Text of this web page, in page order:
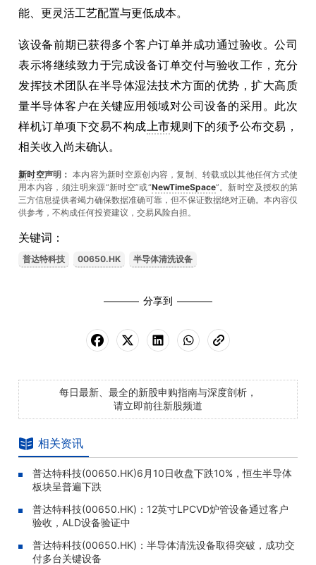
能、更灵活工艺配置与更低成本。
该设备前期已获得多个客户订单并成功通过验收。公司
表示将继续致力于完成设备订单交付与验收工作，充分
发挥技术团队在半导体湿法技术方面的优势，扩大高质
量半导体客户在关键应用领域对公司设备的采用。此次
样机订单项下交易不构成上市规则下的须予公布交易，
相关收入尚未确认。
新时空声明： 本内容为新时空原创内容，复制、转载或以其他任何方式使
用本内容，须注明来源“新时空”或“NewTimeSpace”。新时空及授权的第
三方信息提供者竭力确保数据准确可靠，但不保证数据绝对正确。本內容仅
供参考，不构成任何投资建议，交易风险自担。
关键词：
普达特科技 00650.HK 半导体清洗设备
分享到
每日最新、最全的新股申购指南与深度剖析，
请立即前往新股频道
相关资讯
普达特科技(00650.HK)6月10日收盘下跌10%，恒生半导体
板块呈普遍下跌
普达特科技(00650.HK)：12英寸LPCVD炉管设备通过客户
验收，ALD设备验证中
普达特科技(00650.HK)：半导体清洗设备取得突破，成功交
付多台关键设备